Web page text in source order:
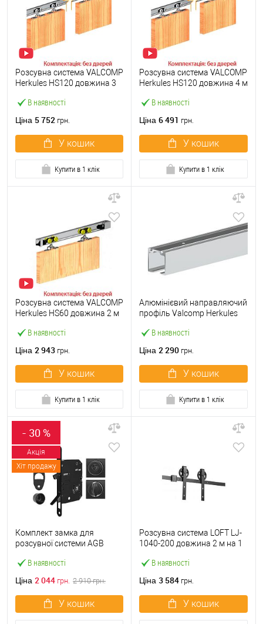
В наявності
Розсувна система VALCOMP
Herkules HS120 довжина 3
120 кг
Ціна 5 752 грн.
У кошик
Купити в 1 клік
В наявності
Розсувна система VALCOMP
Herkules HS120 довжина 4 м
120 кг
Ціна 6 491 грн.
У кошик
Купити в 1 клік
В наявності
Розсувна система VALCOMP
Herkules HS60 довжина 2 м
Ціна 2 943 грн.
У кошик
Купити в 1 клік
В наявності
Алюмінієвий направляючий
профіль Valcomp Herkules
Ціна 2 290 грн.
У кошик
Купити в 1 клік
- 30 %
Акція
Хіт продажу
В наявності
Комплект замка для
розсувної системи AGB
Ціна 2 044 грн. 2 910грн.
У кошик
В наявності
Розсувна система LOFT LJ-
1040-200 довжина 2 м на 1
Ціна 3 584 грн.
У кошик